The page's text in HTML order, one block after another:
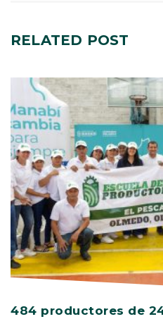
RELATED POST
484 productores de